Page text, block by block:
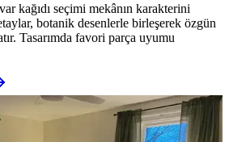
kağıdı seçimi mekânın karakterini
botanik desenlerle birleşerek özgün
Tasarımda favori parça uyumu